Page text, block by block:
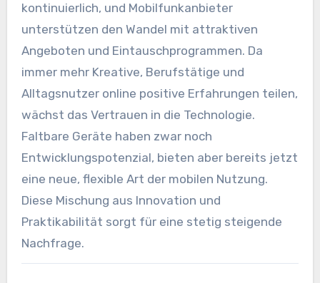
kontinuierlich, und Mobilfunkanbieter
unterstützen den Wandel mit attraktiven
Angeboten und Eintauschprogrammen. Da
immer mehr Kreative, Berufstätige und
Alltagsnutzer online positive Erfahrungen teilen,
wächst das Vertrauen in die Technologie.
Faltbare Geräte haben zwar noch
Entwicklungspotenzial, bieten aber bereits jetzt
eine neue, flexible Art der mobilen Nutzung.
Diese Mischung aus Innovation und
Praktikabilität sorgt für eine stetig steigende
Nachfrage.